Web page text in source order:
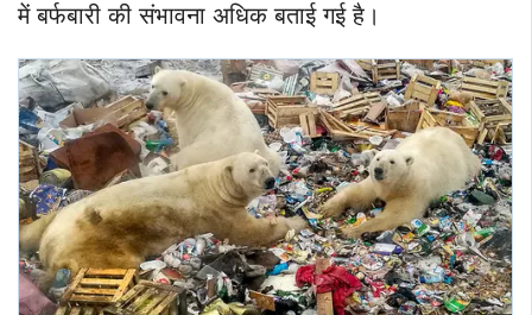
में बर्फबारी की संभावना अधिक बताई गई है।